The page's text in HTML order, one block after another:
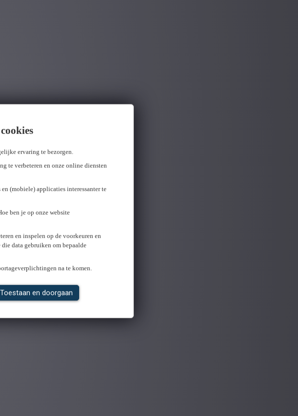
ervaring te bezorgen.
te verbeteren en onze online diensten
(mobiele) applicaties interessanter te
ben je op onze website
en inspelen op de voorkeuren en
data gebruiken om bepaalde
na te komen.
Toestaan en doorgaan